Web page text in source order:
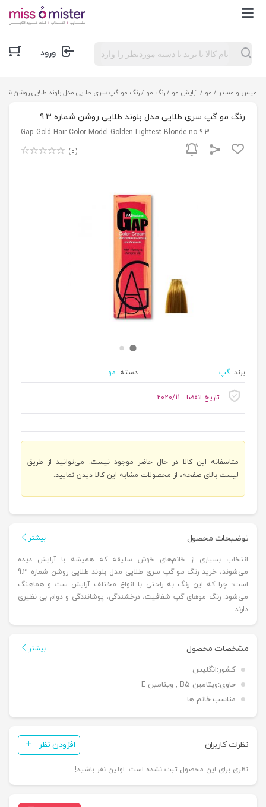
Products
search ورود
میس و مستر / مو /آرایش مو /رنگ مو / رنگ مو گپ سری طلایی مدل بلوند طلایی روشن شماره
رنگ مو گپ سری طلایی مدل بلوند طلایی روشن شماره 9.3
Gap Gold Hair Color Model Golden Lightest Blonde no 9.3
(0)
برند:گپ دسته: مو
تاریخ انقضا : 2020/11
متاسفانه این کالا در حال حاضر موجود نیست. می‌توانید از طریق
لیست بالای صفحه، از محصولات مشابه این کالا دیدن نمایید.
توضیحات محصول بیشتر
انتخاب بسیاری از خانم‌های خوش سلیقه که همیشه با آرایش دیده
می‌شوند، خرید رنگ مو گپ سری طلایی مدل بلوند طلایی روشن شماره 9.3
است؛ چرا که این رنگ به راحتی با انواع مختلف آرایش ست و هماهنگ
می‌شود. رنگ موهای گپ شفافیت، درخشندگی، پوشانندگی و دوام بی نظیری
دارند...
مشخصات محصول بیشتر
کشور:انگلیس
حاوی:ویتامین B5 , ویتامین E
مناسب:خانم ها
نظرات کاربران افزودن نظر
نظری برای این محصول ثبت نشده است. اولین نفر باشید!